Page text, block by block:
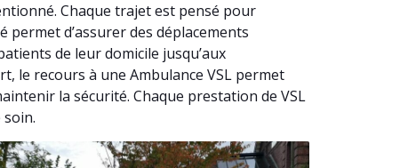
Chaque trajet est pensé pour
permet d’assurer des déplacements
de leur domicile jusqu’aux
le recours à une Ambulance VSL permet
la sécurité. Chaque prestation de VSL